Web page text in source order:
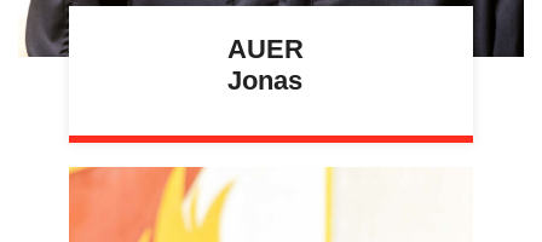
AUER
Jonas